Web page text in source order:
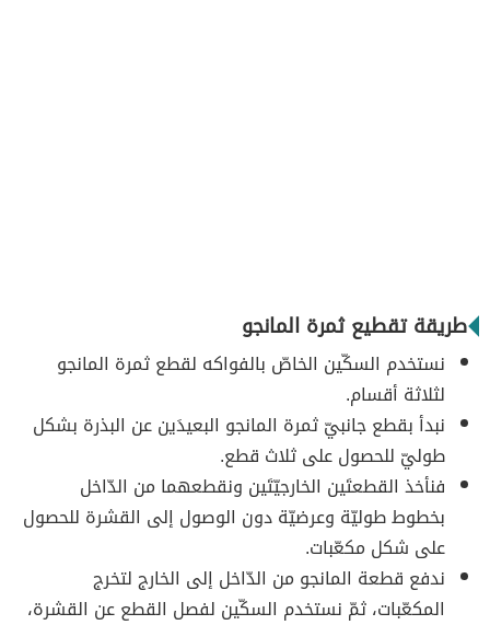
طريقة تقطيع ثمرة المانجو
نستخدم السكّين الخاصّ بالفواكه لقطع ثمرة المانجو
لثلاثة أقسام.
نبدأ بقطع جانبيّ ثمرة المانجو البعيدَين عن البذرة بشكل
طوليّ للحصول على ثلاث قطع.
فنأخذ القطعتَين الخارجيّتَين ونقطعهما من الدّاخل
بخطوط طوليّة وعرضيّة دون الوصول إلى القشرة للحصول
على شكل مكعّبات.
ندفع قطعة المانجو من الدّاخل إلى الخارج لتخرج
المكعّبات، ثمّ نستخدم السكّين لفصل القطع عن القشرة،